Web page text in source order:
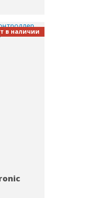
в наличии